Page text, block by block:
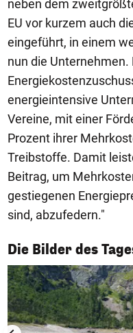
neben dem
EU vor kurzem auch
eingeführt, in einem
nun die Unternehmen.
energieintensive
Vereine, mit einer
Prozent ihrer
Treibstoffe. Damit
Beitrag, um
gestiegenen
sind, abzufedern."
Die Bilder des
1/50